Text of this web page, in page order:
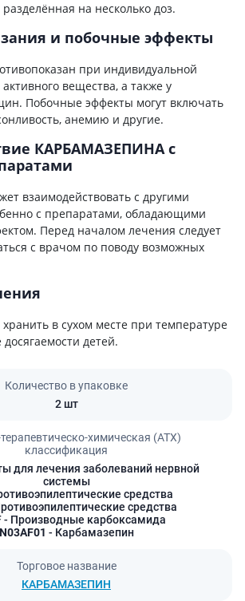
на несколько доз.
и побочные эффекты
при индивидуальной
вещества, а также у
Побочные эффекты могут включать
анемию и другие.
КАРБАМАЗЕПИНА с
взаимодействовать с другими
с препаратами, обладающими
Перед началом лечения следует
с врачом по поводу возможных
в сухом месте при температуре
детей.
Количество в упаковке
2 шт
химическая (АТХ)
классификация
для лечения заболеваний нервной
системы
средства
средства
- Производные карбоксамида
N03AF01 - Карбамазепин
Торговое название
КАРБАМАЗЕПИН